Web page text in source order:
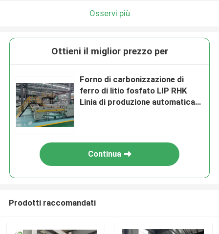
Osservi più
Ottieni il miglior prezzo per
Forno di carbonizzazione di
ferro di litio fosfato LIP RHK
Linia di produzione automatica
Continua
Prodotti raccomandati